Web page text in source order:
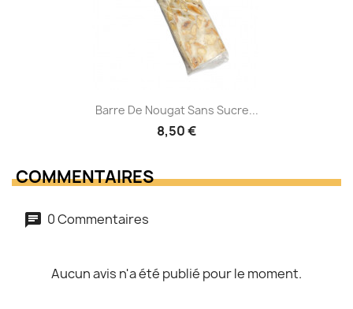
Barre De Nougat Sans Sucre...
8,50 €
COMMENTAIRES
0 Commentaires
Aucun avis n'a été publié pour le moment.